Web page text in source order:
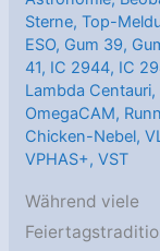
Sterne,Top-
ESO, Gum 39,
41, IC 2944, IC
Lambda Centauri,
OmegaCAM,
Chicken-Nebel,
VPHAS+,VST
Während viele